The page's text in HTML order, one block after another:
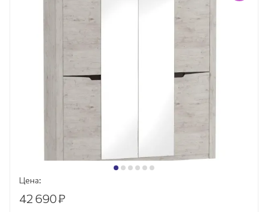
Цена:
42 690₽